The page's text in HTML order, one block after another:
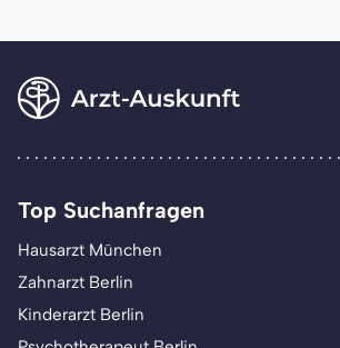
Top Suchanfragen
Hausarzt München
Zahnarzt Berlin
Kinderarzt Berlin